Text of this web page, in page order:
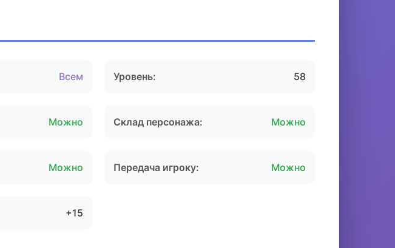
Всем Уровень: 58
Можно Склад персонажа: Можно
Можно Передача игроку: Можно
+15